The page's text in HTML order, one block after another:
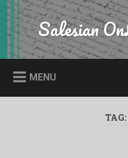
Skip
to
content
Search Salesian
MENU
TAG: